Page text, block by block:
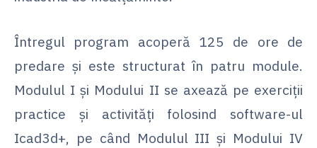
Întregul program acoperă 125 de ore de
predare și este structurat în patru module.
Modulul I și Modului II se axează pe exerciții
practice și activități folosind software-ul
Icad3d+, pe când Modulul III și Modului IV